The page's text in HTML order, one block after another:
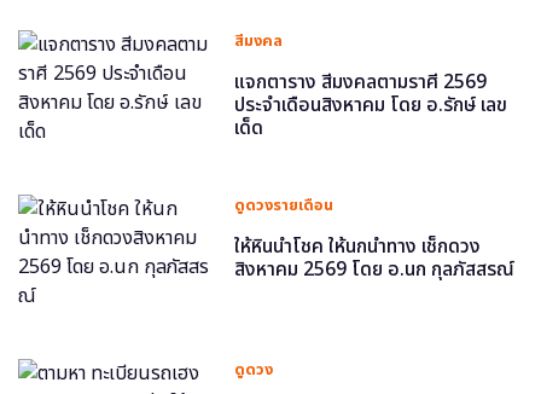
สีมงคล
แจกตาราง สีมงคลตามราศี 2569
ประจำเดือนสิงหาคม โดย อ.รักษ์ เลข
เด็ด
ดูดวงรายเดือน
ให้หินนำโชค ให้นกนำทาง เช็กดวง
สิงหาคม 2569 โดย อ.นก กุลภัสสรณ์
ดูดวง